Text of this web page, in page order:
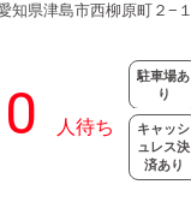
知県津島市西柳原町２−１
駐車場あ
り
キャッシ
ュレス決
済あり